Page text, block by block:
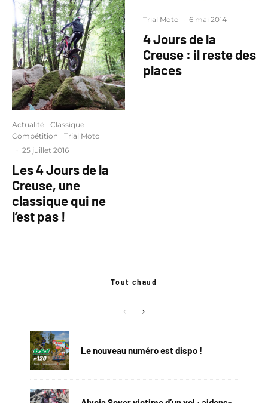
Actualité
Classique
Compétition
Trial Moto
· 25 juillet 2016
Les 4 Jours de la
Creuse, une
classique qui ne
l’est pas !
Trial Moto · 6 mai 2014
4 Jours de la
Creuse : il reste des
places
Tout chaud
Le nouveau numéro est dispo !